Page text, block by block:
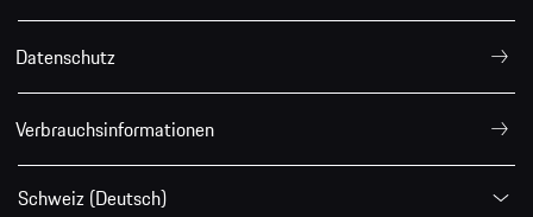
Datenschutz
Verbrauchsinformationen
Schweiz (Deutsch)